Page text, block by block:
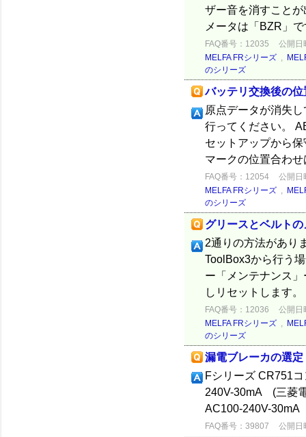
ザー音を消すこと
メータは「BZR」
FAQ番号：12035
公開日
MELFA FRシリーズ ,
のシリーズ
バッテリ交換後の位
原点データが消失
行ってください。
セットアップから
マークの位置合わ
FAQ番号：12054
公開日
MELFA FRシリーズ ,
のシリーズ
グリースとベルト
2通りの方法があり
ToolBox3から行う
ー「メンテナンス
しリセットします
FAQ番号：12036
公開日
MELFA FRシリーズ ,
のシリーズ
漏電ブレーカの選
Fシリーズ CR751
240V-30mA (三菱
AC100-240V-
FAQ番号：39807 公開日